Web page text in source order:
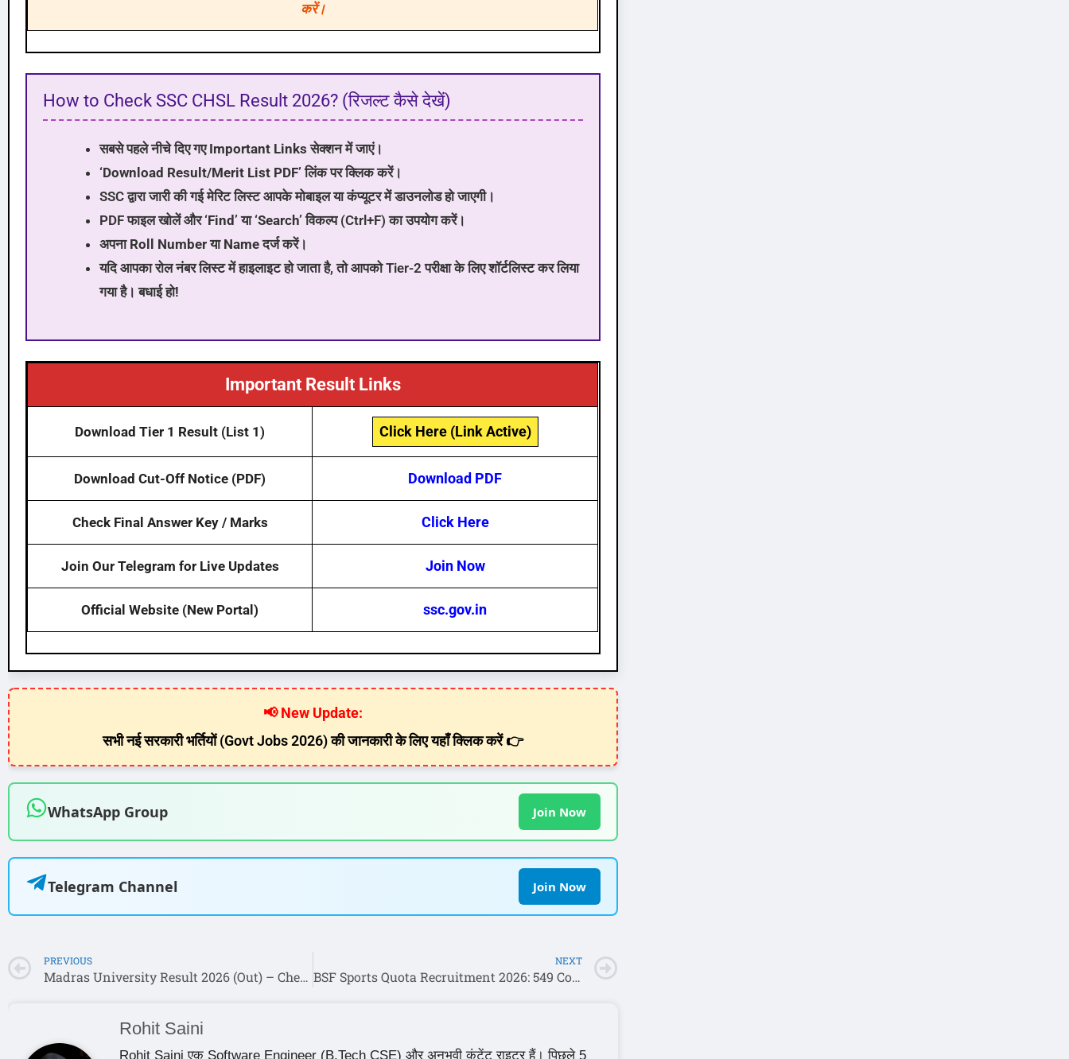
करें।
How to Check SSC CHSL Result 2026? (रिजल्ट कैसे देखें)
सबसे पहले नीचे दिए गएImportant Links सेक्शन में जाएं।
‘Download Result/Merit List PDF’ लिंक पर क्लिक करें।
SSC द्वारा जारी की गई मेरिट लिस्ट आपके मोबाइल या कंप्यूटर में डाउनलोड हो जाएगी।
PDF फाइल खोलें और‘Find’ या ‘Search’ विकल्प (Ctrl+F) का उपयोग करें।
अपना Roll Numberया Nameदर्ज करें।
यदि आपका रोल नंबर लिस्ट में हाइलाइट हो जाता है, तो आपको Tier-2 परीक्षा के लिए शॉर्टलिस्ट कर लिया
गया है।बधाई हो!
Important Result Links
Download Tier 1 Result (List 1) Click Here (Link Active)
Download Cut-Off Notice (PDF) Download PDF
Check Final Answer Key / Marks Click Here
Join Our Telegram for Live Updates Join Now
Official Website (New Portal) ssc.gov.in
📢 New Update:
सभी नई सरकारी भर्तियों (Govt Jobs 2026) की जानकारी के लिए यहाँ क्लिक करें 👉
WhatsApp Group Join Now
Telegram Channel Join Now
PREVIOUS
Madras University Result 2026 (Out) – Check UNOM UG/PG Marks @ unom.ac.in
NEXT
BSF Sports Quota Recruitment 2026: 549 Constable (GD) पदों के लिए नोटिफिकेशन जारी, rectt.bsf.gov.in पर करें अप्लाई
Rohit Saini
Rohit Saini एक Software Engineer (B.Tech CSE) और अनुभवी कंटेंट राइटर हैं। पिछले 5